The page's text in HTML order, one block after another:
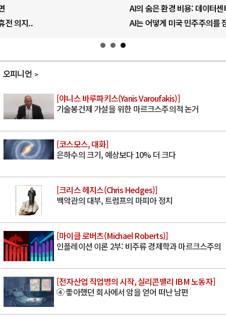
AI의 숨은 환경 비용: 데이터센터 확산..
AI는 어떻게 미국 민주주의를 잠식하고 ..
오피니언
[야니스 바루파키스(Yanis Varoufakis)]
기술봉건제 가설을 위한 마르크스주의적 논거
[코스모스, 대화]
은하수의 크기, 예상보다 10% 더 크다
[크리스 헤지스(Chris Hedges)]
백악관의 대부, 트럼프의 마피아 정치
[마이클 로버츠(Michael Roberts)]
인플레이션 이론 2부: 비주류 경제학과 마르크스주의
[전자산업 직업병의 시작, 실리콘밸리 IBM 노동자]
④ 좋아했던 회사에서 암을 얻어 떠난 남편